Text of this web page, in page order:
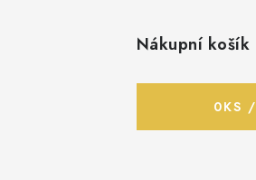
Nákupní košík
0KS /